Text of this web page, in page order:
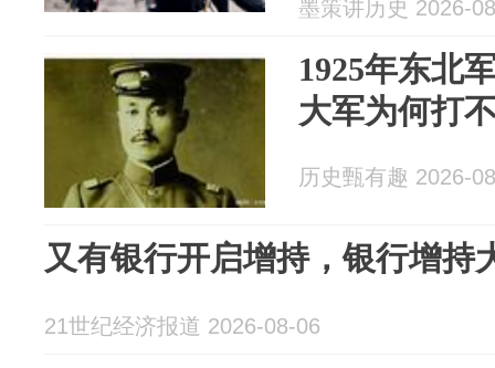
墨策讲历史 2026-
1925年东北
大军为何打
历史甄有趣 2026-
又有银行开启增持，银行增持
21世纪经济报道 2026-08-06